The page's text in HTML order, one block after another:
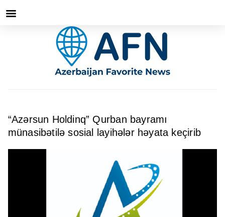
“Azərsun Holdinq” Qurban bayramı
münasibətilə sosial layihələr həyata keçirib